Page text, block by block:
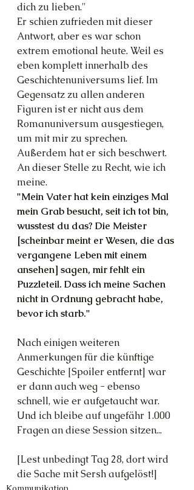
dich zu lieben."
Er schien zufrieden mit dieser
Antwort, aber es war schon
extrem emotional heute. Weil es
eben komplett innerhalb des
Geschichtenuniversums lief. Im
Gegensatz zu allen anderen
Figuren ist er nicht aus dem
Romanuniversum ausgestiegen,
um mit mir zu sprechen.
Außerdem hat er sich beschwert.
An dieser Stelle zu Recht, wie ich
meine.
"Mein Vater hat kein einziges Mal
mein Grab besucht, seit ich tot bin,
wusstest du das? Die Meister
[scheinbar meint er Wesen, die das
vergangene Leben mit einem
ansehen] sagen, mir fehlt ein
Puzzleteil. Dass ich meine Sachen
nicht in Ordnung gebracht habe,
bevor ich starb."
Nach einigen weiteren
Anmerkungen für die künftige
Geschichte [Spoiler entfernt] war
er dann auch weg - ebenso
schnell, wie er aufgetaucht war.
Und ich bleibe auf ungefähr 1.000
Fragen an diese Session sitzen...
[Lest unbedingt Tag 28, dort wird
die Sache mit Sersh aufgelöst!]